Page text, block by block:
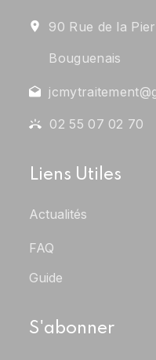
90 Rue de la
Bouguenais
02 55 07 02 70
Liens Utiles
Actualités
FAQ
Guide
S'abonner